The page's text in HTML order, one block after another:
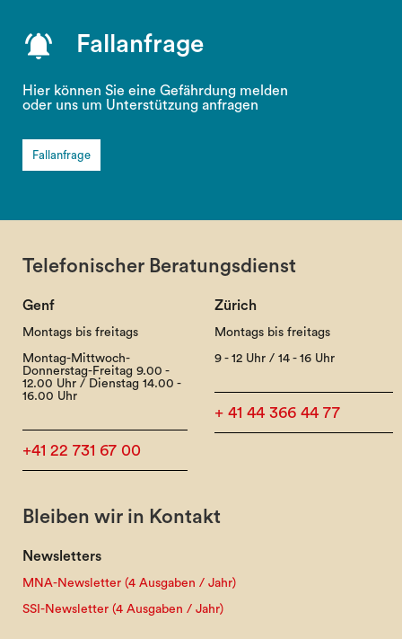
Fallanfrage
Hier können Sie eine Gefährdung melden
oder uns um Unterstützung anfragen
Fallanfrage
Telefonischer Beratungsdienst
Genf
Montags bis freitags
Montag-Mittwoch-
Donnerstag-Freitag 9.00 -
12.00 Uhr / Dienstag 14.00 -
16.00 Uhr
+41 22 731 67 00
Zürich
Montags bis freitags
9 - 12 Uhr / 14 - 16 Uhr
+ 41 44 366 44 77
Bleiben wir in Kontakt
Newsletters
MNA-Newsletter (4 Ausgaben / Jahr)
SSI-Newsletter (4 Ausgaben / Jahr)